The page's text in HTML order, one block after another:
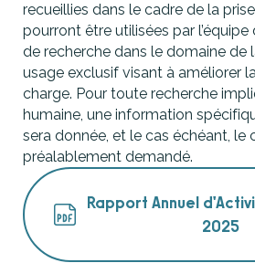
recueillies dans le cadre de la
pourront être utilisées par l’équipe
de recherche dans le domaine de
usage exclusif visant à améliorer
charge. Pour toute recherche
humaine, une information
sera donnée, et le cas échéant, le
préalablement demandé.
Rapport Annuel
2025